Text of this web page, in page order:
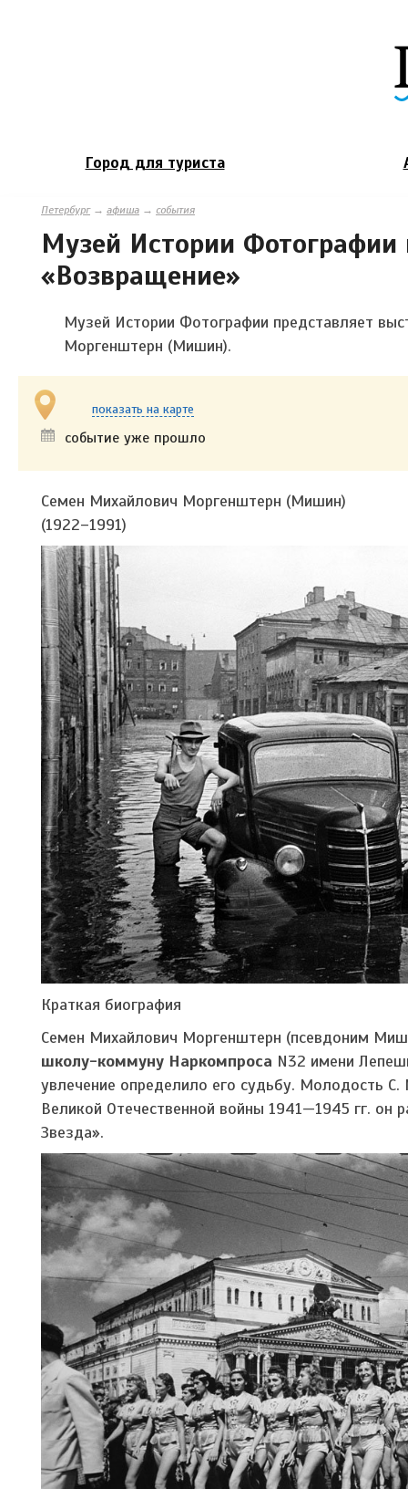
Город для туриста
Петербург→ афиша → события
Музей Истории Фотографии
«Возвращение»
Музей Истории Фотографии представляет
Моргенштерн (Мишин).
показать на карте
событие уже прошло
Семен Михайлович Моргенштерн (Мишин)
(1922–1991)
Краткая биография
Семен Михайлович Моргенштерн (псевдоним
школу-коммуну Наркомпроса N32 имени
увлечение определило его судьбу. Молодость
Великой Отечественной войны 1941—1945 гг.
Звезда».